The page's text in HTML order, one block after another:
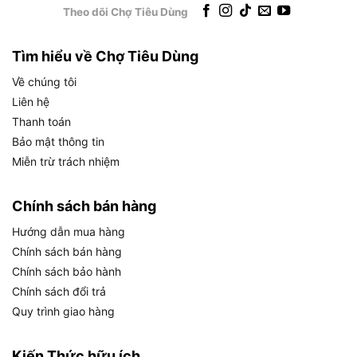
hàn nhẹ, xử lý bề mặt kim loại trước khi sơn dặm.
Theo phân tích từ chuyên gia, người mới bắt đầu
nên ưu tiên dòng máy chà nhám pin như
TDSLI2051 vì độ rung dễ kiểm soát, ít rủi ro chập
điện so với máy có dây ở môi trường ẩm.
và phù hợp với ai, yếu tố tiếp theo cần phân tích
chính là nguồn năng lượng vận hành – pin 20V.
Máy chà nhám Total TDSLI2051 dùng
pin 20V có ưu điểm gì?
Theo dõi Chợ Tiêu Dùng
Tìm hiểu về Chợ Tiêu Dùng
Về chúng tôi
Liên hệ
Thanh toán
Bảo mật thông tin
Miễn trừ trách nhiệm
Chính sách bán hàng
Hướng dẫn mua hàng
Chính sách bán hàng
Chính sách bảo hành
Chính sách đổi trả
Quy trình giao hàng